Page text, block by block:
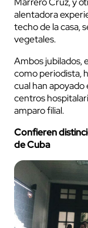
alentadora
techo de la casa,
vegetales.
Ambos jubilados,
como periodista,
cual han apoyado
centros
amparo filial.
Confieren
de Cuba